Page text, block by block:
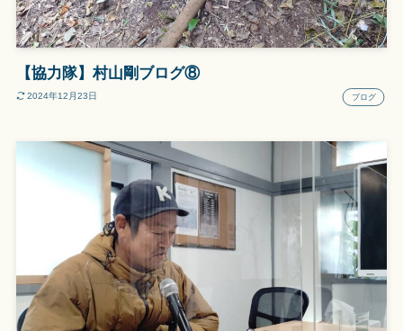
【協力隊】村山剛ブログ⑧
2024年12月23日 ブログ